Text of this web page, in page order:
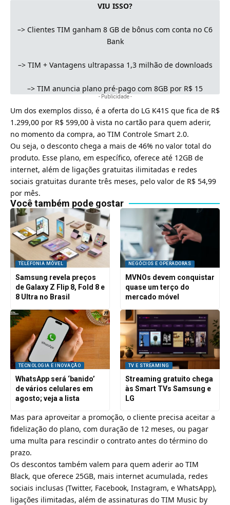
VIU ISSO?
–> Clientes TIM ganham 8 GB de bônus com conta no C6
Bank
–> TIM + Vantagens ultrapassa 1,3 milhão de downloads
–> TIM anuncia plano pré-pago com 8GB por R$ 15
- Publicidade -
Um dos exemplos disso, é a oferta do LG K41S que fica de R$
1.299,00 por R$ 599,00 à vista no cartão para quem aderir,
no momento da compra, ao TIM Controle Smart 2.0.
Ou seja, o desconto chega a mais de 46% no valor total do
produto. Esse plano, em específico, oferece até 12GB de
internet, além de ligações gratuitas ilimitadas e redes
sociais gratuitas durante três meses, pelo valor de R$ 54,99
por mês.
Você também pode gostar
TELEFONIA MÓVEL
Samsung revela preços
de Galaxy Z Flip 8, Fold 8 e
8 Ultra no Brasil
NEGÓCIOS E OPERADORAS
MVNOs devem conquistar
quase um terço do
mercado móvel
TECNOLOGIA E INOVAÇÃO
WhatsApp será ‘banido’
de vários celulares em
agosto; veja a lista
TV E STREAMING
Streaming gratuito chega
às Smart TVs Samsung e
LG
Mas para aproveitar a promoção, o cliente precisa aceitar a
fidelização do plano, com duração de 12 meses, ou pagar
uma multa para rescindir o contrato antes do término do
prazo.
Os descontos também valem para quem aderir ao TIM
Black, que oferece 25GB, mais internet acumulada, redes
sociais inclusas (Twitter, Facebook, Instagram, e WhatsApp),
ligações ilimitadas, além de assinaturas do TIM Music by